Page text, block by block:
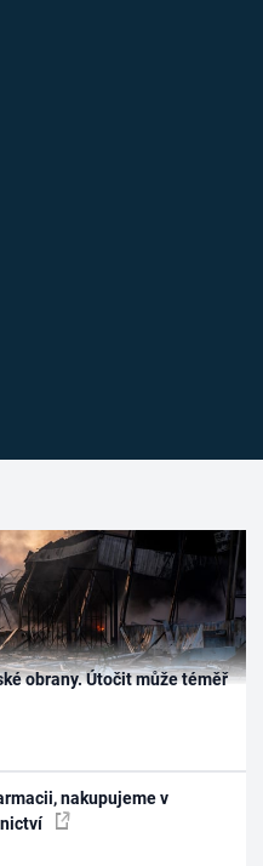
obrany. Útočit může téměř
nakupujeme v